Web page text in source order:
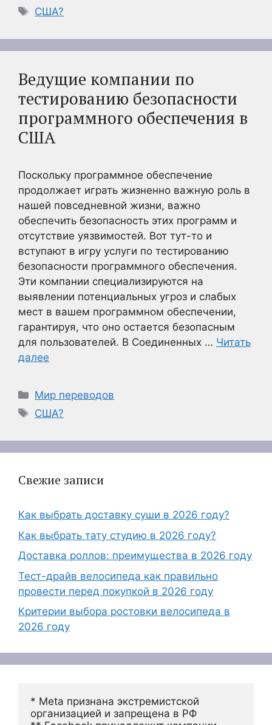
Метки
США?
Ведущие компании по
тестированию безопасности
программного обеспечения в
США
Поскольку программное обеспечение
продолжает играть жизненно важную роль в
нашей повседневной жизни, важно
обеспечить безопасность этих программ и
отсутствие уязвимостей. Вот тут-то и
вступают в игру услуги по тестированию
безопасности программного обеспечения.
Эти компании специализируются на
выявлении потенциальных угроз и слабых
мест в вашем программном обеспечении,
гарантируя, что оно остается безопасным
для пользователей. В Соединенных … Читать
далее
Рубрики
Мир переводов
Метки
США?
Свежие записи
Как выбрать доставку суши в 2026 году?
Как выбрать тату студию в 2026 году?
Доставка роллов: преимущества в 2026 году
Тест-драйв велосипеда как правильно
провести перед покупкой в 2026 году
Критерии выбора ростовки велосипеда в
2026 году
* Meta признана экстремистской
организацией и запрещена в РФ